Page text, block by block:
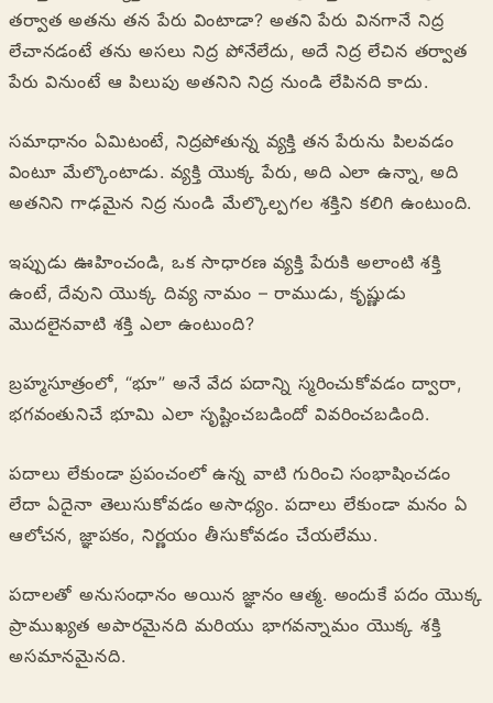
తర్వాత అతను తన పేరు వింటాడా? అతని పేరు వినగానే నిద్ర
లేచానడంటే తను అసలు నిద్ర పోనేలేదు, అదే నిద్ర లేచిన తర్వాత
పేరు వినుంటే ఆ పిలుపు అతనిని నిద్ర నుండి లేపినది కాదు.
సమాధానం ఏమిటంటే, నిద్రపోతున్న వ్యక్తి తన పేరును పిలవడం
వింటూ మేల్కొంటాడు. వ్యక్తి యొక్క పేరు, అది ఎలా ఉన్నా, అది
అతనిని గాఢమైన నిద్ర నుండి మేల్కొల్పగల శక్తిని కలిగి ఉంటుంది.
ఇప్పుడు ఊహించండి, ఒక సాధారణ వ్యక్తి పేరుకి అలాంటి శక్తి
ఉంటే, దేవుని యొక్క దివ్య నామం – రాముడు, కృష్ణుడు
మొదలైనవాటి శక్తి ఎలా ఉంటుంది?
బ్రహ్మసూత్రంలో, “భూ” అనే వేద పదాన్ని స్మరించుకోవడం ద్వారా,
భగవంతునిచే భూమి ఎలా సృష్టించబడిందో వివరించబడింది.
పదాలు లేకుండా ప్రపంచంలో ఉన్న వాటి గురించి సంభాషించడం
లేదా ఏదైనా తెలుసుకోవడం అసాధ్యం. పదాలు లేకుండా మనం ఏ
ఆలోచన, జ్ఞాపకం, నిర్ణయం తీసుకోవడం చేయలేము.
పదాలతో అనుసంధానం అయిన జ్ఞానం ఆత్మ. అందుకే పదం యొక్క
ప్రాముఖ్యత అపారమైనది మరియు భాగవన్నామం యొక్క శక్తి
అసమానమైనది.